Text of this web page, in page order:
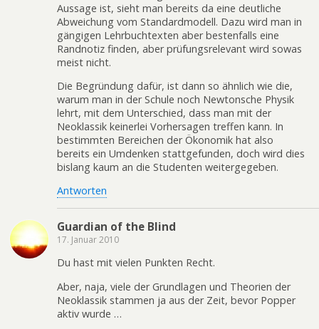
Aussage ist, sieht man bereits da eine deutliche
Abweichung vom Standardmodell. Dazu wird man in
gängigen Lehrbuchtexten aber bestenfalls eine
Randnotiz finden, aber prüfungsrelevant wird sowas
meist nicht.
Die Begründung dafür, ist dann so ähnlich wie die,
warum man in der Schule noch Newtonsche Physik
lehrt, mit dem Unterschied, dass man mit der
Neoklassik keinerlei Vorhersagen treffen kann. In
bestimmten Bereichen der Ökonomik hat also
bereits ein Umdenken stattgefunden, doch wird dies
bislang kaum an die Studenten weitergegeben.
Antworten
Guardian of the Blind
17. Januar 2010
Du hast mit vielen Punkten Recht.
Aber, naja, viele der Grundlagen und Theorien der
Neoklassik stammen ja aus der Zeit, bevor Popper
aktiv wurde …